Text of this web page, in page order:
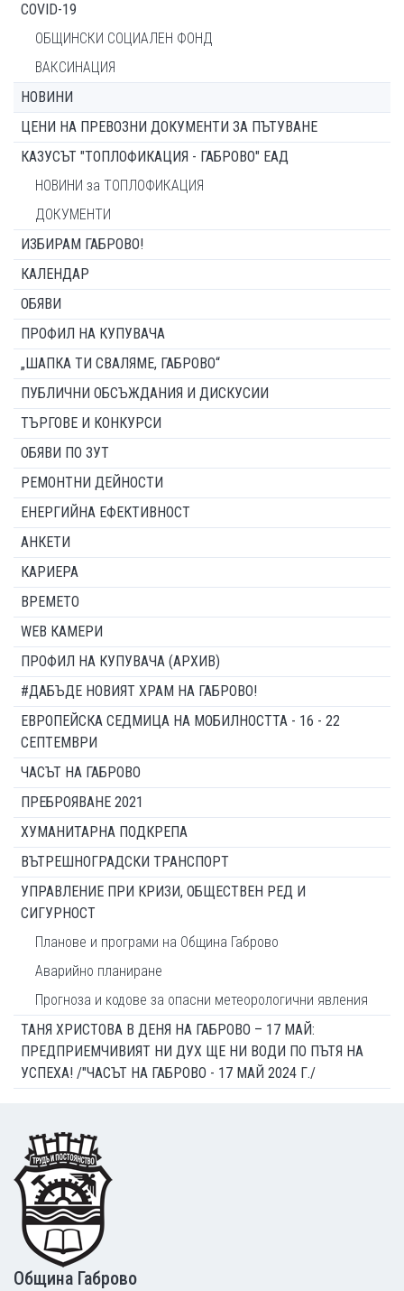
COVID-19
ОБЩИНСКИ СОЦИАЛЕН ФОНД
ВАКСИНАЦИЯ
НОВИНИ
ЦЕНИ НА ПРЕВОЗНИ ДОКУМЕНТИ ЗА ПЪТУВАНЕ
КАЗУСЪТ "ТОПЛОФИКАЦИЯ - ГАБРОВО" ЕАД
НОВИНИ за ТОПЛОФИКАЦИЯ
ДОКУМЕНТИ
ИЗБИРАМ ГАБРОВО!
КАЛЕНДАР
ОБЯВИ
ПРОФИЛ НА КУПУВАЧА
„ШАПКА ТИ СВАЛЯМЕ, ГАБРОВО“
ПУБЛИЧНИ ОБСЪЖДАНИЯ И ДИСКУСИИ
ТЪРГОВЕ И КОНКУРСИ
ОБЯВИ ПО ЗУТ
РЕМОНТНИ ДЕЙНОСТИ
ЕНЕРГИЙНА ЕФЕКТИВНОСТ
АНКЕТИ
КАРИЕРА
ВРЕМЕТО
WEB КАМЕРИ
ПРОФИЛ НА КУПУВАЧА (АРХИВ)
#ДАБЪДЕ НОВИЯТ ХРАМ НА ГАБРОВО!
ЕВРОПЕЙСКА СЕДМИЦА НА МОБИЛНОСТТА - 16 - 22
СЕПТЕМВРИ
ЧАСЪТ НА ГАБРОВО
ПРЕБРОЯВАНЕ 2021
ХУМАНИТАРНА ПОДКРЕПА
ВЪТРЕШНОГРАДСКИ ТРАНСПОРТ
УПРАВЛЕНИЕ ПРИ КРИЗИ, ОБЩЕСТВЕН РЕД И
СИГУРНОСТ
Планове и програми на Община Габрово
Аварийно планиране
Прогноза и кодове за опасни метеорологични явления
ТАНЯ ХРИСТОВА В ДЕНЯ НА ГАБРОВО – 17 МАЙ:
ПРЕДПРИЕМЧИВИЯТ НИ ДУХ ЩЕ НИ ВОДИ ПО ПЪТЯ НА
УСПЕХА! /"ЧАСЪТ НА ГАБРОВО - 17 МАЙ 2024 Г./
Footer
Община Габрово